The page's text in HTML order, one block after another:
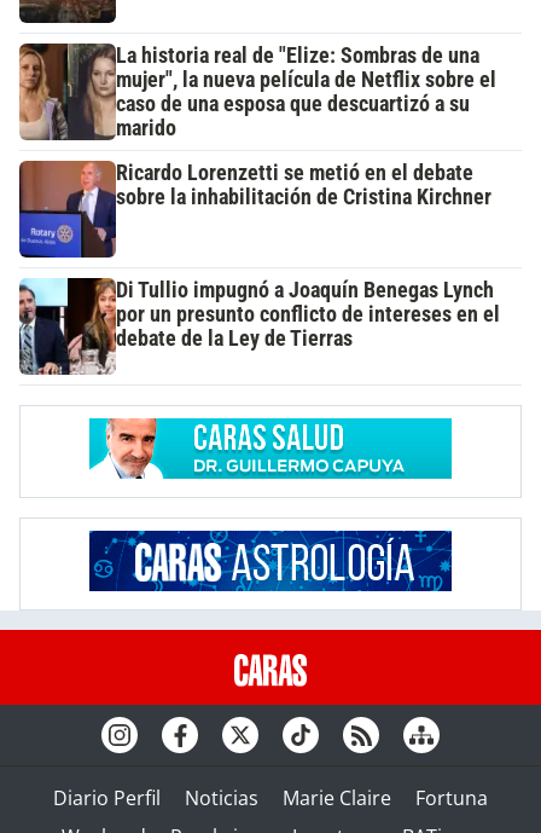
La historia real de "Elize: Sombras de una
mujer", la nueva película de Netflix sobre el
caso de una esposa que descuartizó a su
marido
Ricardo Lorenzetti se metió en el debate
sobre la inhabilitación de Cristina Kirchner
Di Tullio impugnó a Joaquín Benegas Lynch
por un presunto conflicto de intereses en el
debate de la Ley de Tierras
Diario Perfil Noticias Marie Claire
Fortuna